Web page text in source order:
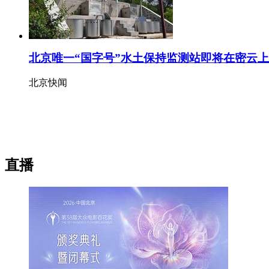
北京唯一“国字号”水土保持监测站即将在密云
北京快闻
直播